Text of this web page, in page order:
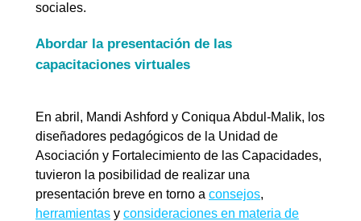
sociales.
Abordar la presentación de las
capacitaciones virtuales
En abril, Mandi Ashford y Coniqua Abdul-Malik, los
diseñadores pedagógicos de la Unidad de
Asociación y Fortalecimiento de las Capacidades,
tuvieron la posibilidad de realizar una
presentación breve en torno a consejos,
herramientas y consideraciones en materia de